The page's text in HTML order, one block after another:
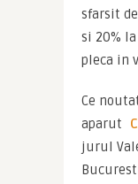
sfarsit
si 20%
pleca in
Ce
aparut
jurul